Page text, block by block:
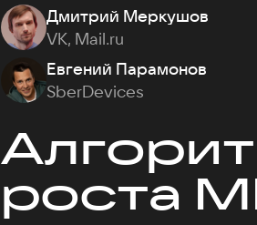
Дмитрий Меркушов
VK, Mail.ru
Евгений Парамонов
SberDevices
роста